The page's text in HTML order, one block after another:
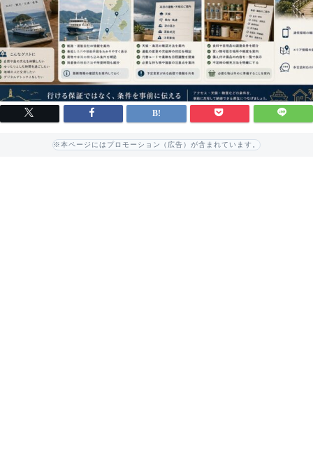
※本ページにはプロモーション（広告）が含まれています。